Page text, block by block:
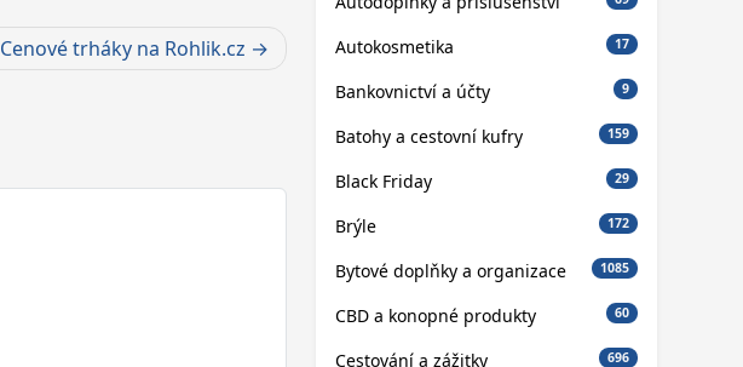
Cenové trháky na Rohlik.cz Autokosmetika 17
Bankovnictví a účty 9
Batohy a cestovní kufry 159
Black Friday 29
Brýle 172
Bytové doplňky a organizace 1085
CBD a konopné produkty 60
Cestování a zážitky 696